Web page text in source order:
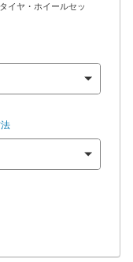
イヤ・ホイールセッ